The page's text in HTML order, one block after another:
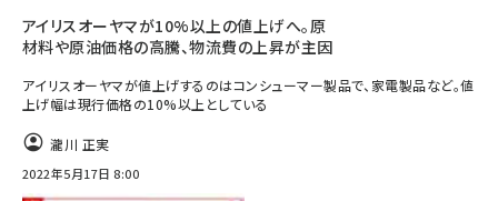
アイリスオーヤマが10%以上の値上げへ。原
材料や原油価格の高騰、物流費の上昇が主因
アイリスオーヤマが値上げするのはコンシューマー製品で、家電製品など。値
上げ幅は現行価格の10%以上としている
瀧川 正実
2022年5月17日 8:00